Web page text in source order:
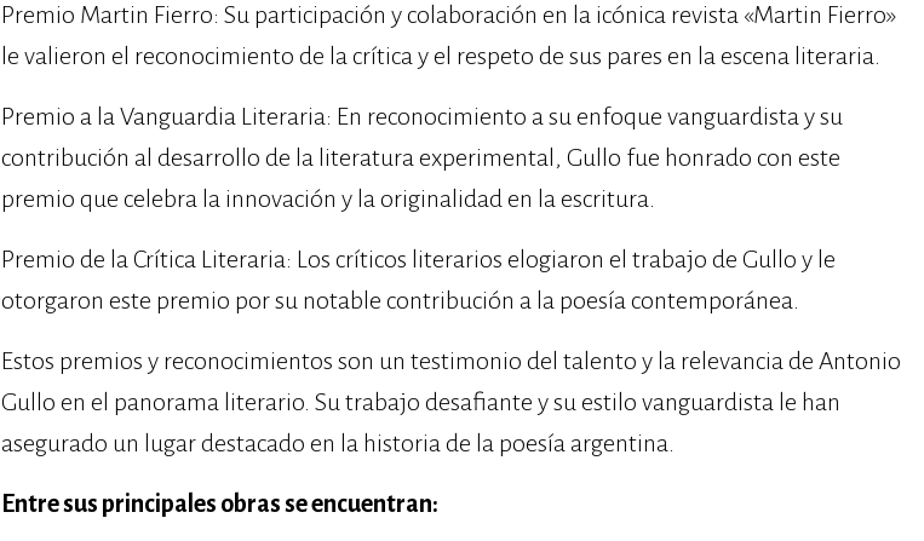
Premio Martin Fierro: Su participación y colaboración en la icónica revista «Martin Fierro»
le valieron el reconocimiento de la crítica y el respeto de sus pares en la escena literaria.
Premio a la Vanguardia Literaria: En reconocimiento a su enfoque vanguardista y su
contribución al desarrollo de la literatura experimental, Gullo fue honrado con este
premio que celebra la innovación y la originalidad en la escritura.
Premio de la Crítica Literaria: Los críticos literarios elogiaron el trabajo de Gullo y le
otorgaron este premio por su notable contribución a la poesía contemporánea.
Estos premios y reconocimientos son un testimonio del talento y la relevancia de Antonio
Gullo en el panorama literario. Su trabajo desafiante y su estilo vanguardista le han
asegurado un lugar destacado en la historia de la poesía argentina.
Entre sus principales obras se encuentran: